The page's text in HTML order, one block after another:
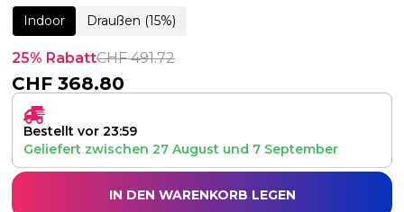
Indoor Draußen (15%)
25% RabattCHF491.72
CHF 368.80
Bestellt vor 23:59
Geliefert zwischen 27 August und 7 September
IN DEN WARENKORB LEGEN